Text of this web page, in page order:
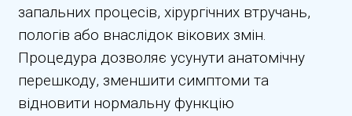
запальних процесів, хірургічних втручань,
пологів або внаслідок вікових змін.
Процедура дозволяє усунути анатомічну
перешкоду, зменшити симптоми та
відновити нормальну функцію